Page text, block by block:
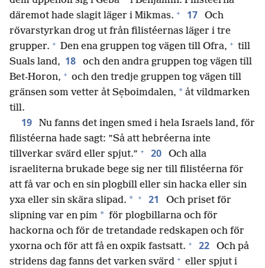
däremot hade slagit läger i Mikmas. + 17
Och
rövarstyrkan drog ut från filistéernas läger i tre
grupper. + Den ena gruppen tog vägen till Ofra, + till
Suals land, 18
och den andra gruppen tog vägen till
Bet-Horon, + och den tredje gruppen tog vägen till
gränsen som vetter åt Sẹboimdalen, * åt vildmarken
till.
19
Nu fanns det ingen smed i hela Israels land, för
filistéerna hade sagt: ”Så att hebréerna inte
tillverkar svärd eller spjut.” + 20
Och alla
israeliterna brukade bege sig ner till filistéerna för
att få var och en sin plogbill eller sin hacka eller sin
yxa eller sin skära slipad. * + 21
Och priset för
slipning var en pim * för plogbillarna och för
hackorna och för de tretandade redskapen och för
yxorna och för att få en oxpik fastsatt. + 22
Och på
stridens dag fanns det varken svärd + eller spjut i